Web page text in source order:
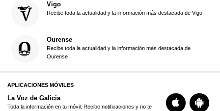
Vigo
Recibe toda la actualidad y la información más destacada de Vigo
Ourense
Recibe toda la actualidad y la información más destacada de
Ourense
APLICACIONES MÓVILES
La Voz de Galicia
Toda la información en tu móvil. Recibe notificaciones y no te